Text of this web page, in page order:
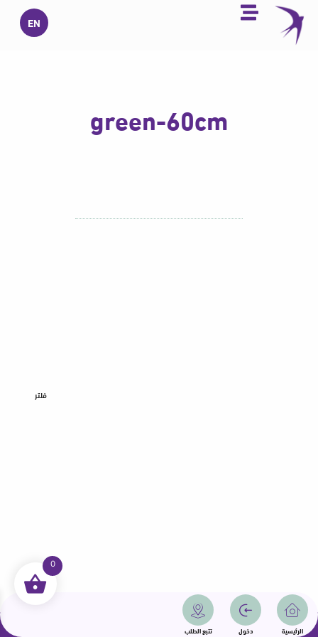
تخطي
المحتوى
EN
الرئيسية دخول تتبع الطلب
green-60cm
فلتر
جميع الحقوق محفوظة | سمامة 2025 | دولة قطر
0